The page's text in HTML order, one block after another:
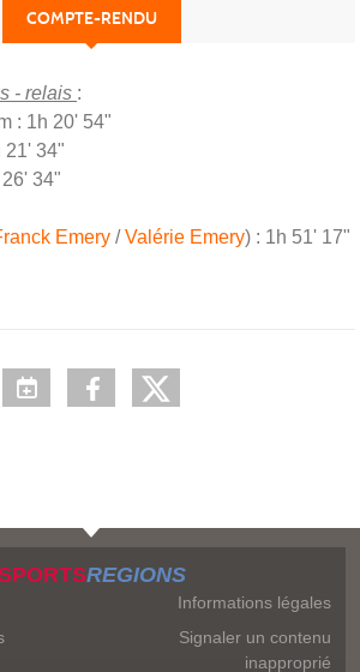
COMPTE-RENDU
- relais :
: 1h 20' 54"
21' 34"
34"
Emery /Valérie Emery) : 1h 51' 17"
REGIONS
Informations légales
Signaler un contenu
inapproprié